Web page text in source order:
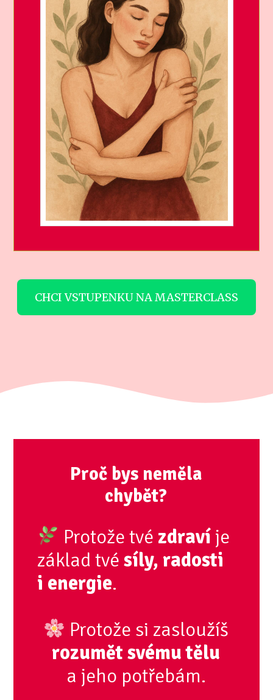
CHCI VSTUPENKU NA MASTERCLASS
Proč bys neměla
chybět?
Protože tvé zdraví je
základ tvé síly, radosti
i energie.
Protože si zasloužíš
rozumět svému tělu
a jeho potřebám.